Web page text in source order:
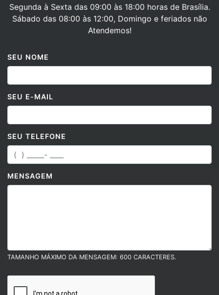
Segunda à Sexta das 09:00 às 18:00 horas de Brasília.
Sábado das 08:00 às 12:00, Domingo e feriados não
Atendemos!
SEU NOME
SEU E-MAIL
SEU TELEFONE
MENSAGEM
TAMANHO MÁXIMO DA MENSAGEM: 600 CARACTERES.